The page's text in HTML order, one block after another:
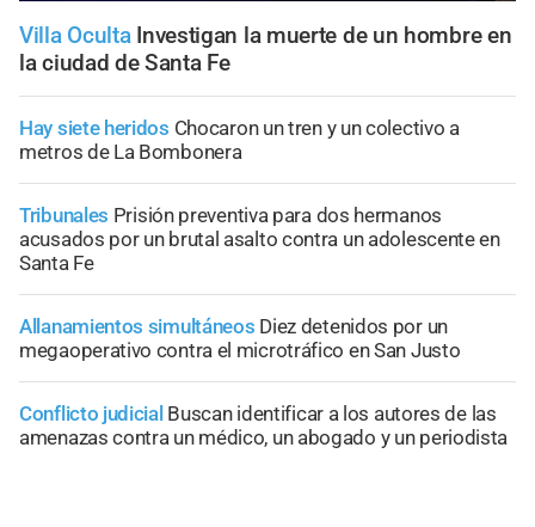
Villa Oculta Investigan la muerte de un hombre en
la ciudad de Santa Fe
Hay siete heridos Chocaron un tren y un colectivo a
metros de La Bombonera
Tribunales Prisión preventiva para dos hermanos
acusados por un brutal asalto contra un adolescente en
Santa Fe
Allanamientos simultáneos Diez detenidos por un
megaoperativo contra el microtráfico en San Justo
Conflicto judicial Buscan identificar a los autores de las
amenazas contra un médico, un abogado y un periodista